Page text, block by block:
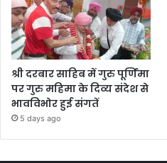
श्री दरबार साहिब में गुरु पूर्णिमा
पर गुरु महिमा के दिव्य संदेश से
भावविभोर हुई संगतें
5 days ago